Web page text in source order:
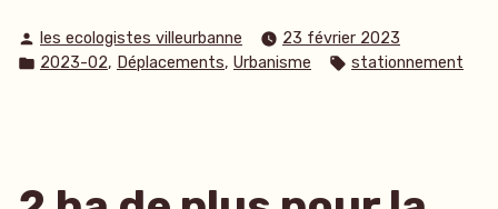
Publié
par
les ecologistes villeurbanne
23 février 2023
Publié
2023-02, Déplacements, Urbanisme Étiquettes :
stationnement